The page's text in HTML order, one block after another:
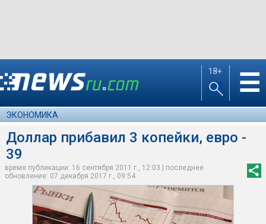
18+ ☰
ЭКОНОМИКА
Доллар прибавил 3 копейки, евро -
39
время публикации: 16 сентября 2011 г., 12:03 | последнее
обновление: 07 декабря 2017 г., 09:54